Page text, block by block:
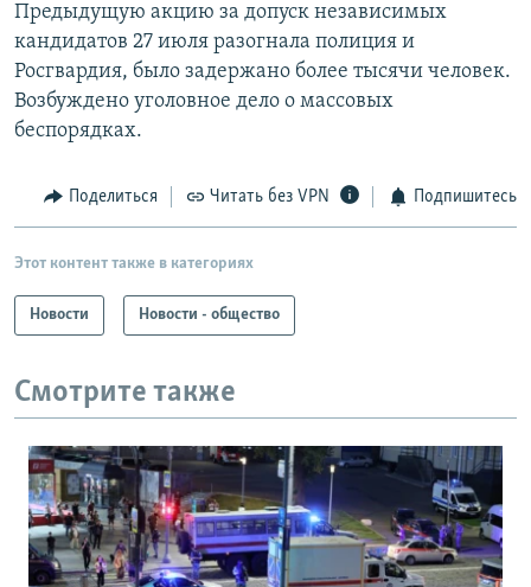
Предыдущую акцию за допуск независимых
кандидатов 27 июля разогнала полиция и
Росгвардия, было задержано более тысячи человек.
Возбуждено уголовное дело о массовых
беспорядках.
Поделиться Читать без VPN Подпишитесь
Этот контент также в категориях
Новости Новости - общество
Смотрите также